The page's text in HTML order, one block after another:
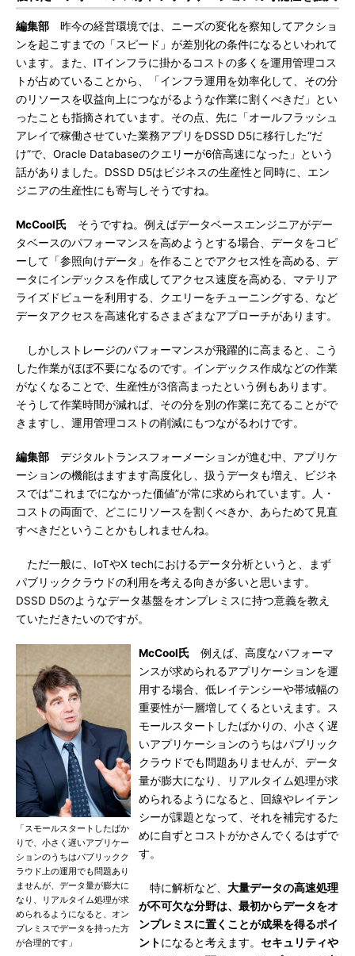
編集部 昨今の経営環境では、ニーズの変化を察知してアクショ
ンを起こすまでの「スピード」が差別化の条件になるといわれて
います。また、ITインフラに掛かるコストの多くを運用管理コス
トが占めていることから、「インフラ運用を効率化して、その分
のリソースを収益向上につながるような作業に割くべきだ」とい
ったことも指摘されています。その点、先に「オールフラッシュ
アレイで稼働させていた業務アプリをDSSD D5に移行した“だ
け”で、Oracle Databaseのクエリーが6倍高速になった」という
話がありました。DSSD D5はビジネスの生産性と同時に、エン
ジニアの生産性にも寄与しそうですね。
McCool氏 そうですね。例えばデータベースエンジニアがデー
タベースのパフォーマンスを高めようとする場合、データをコピ
ーして「参照向けデータ」を作ることでアクセス性を高める、デ
ータにインデックスを作成してアクセス速度を高める、マテリア
ライズドビューを利用する、クエリーをチューニングする、など
データアクセスを高速化するさまざまなアプローチがあります。
しかしストレージのパフォーマンスが飛躍的に高まると、こう
した作業がほぼ不要になるのです。インデックス作成などの作業
がなくなることで、生産性が3倍高まったという例もあります。
そうして作業時間が減れば、その分を別の作業に充てることがで
きますし、運用管理コストの削減にもつながるわけです。
編集部 デジタルトランスフォーメーションが進む中、アプリケ
ーションの機能はますます高度化し、扱うデータも増え、ビジネ
スでは“これまでになかった価値”が常に求められています。人・
コストの両面で、どこにリソースを割くべきか、あらためて見直
すべきだということかもしれませんね。
ただ一般に、IoTやX techにおけるデータ分析というと、まず
パブリッククラウドの利用を考える向きが多いと思います。
DSSD D5のようなデータ基盤をオンプレミスに持つ意義を教え
ていただきたいのですが。
「スモールスタートしたばか
りで、小さく遅いアプリケー
ションのうちはパブリックク
ラウド上の運用でも問題あり
ませんが、データ量が膨大に
なり、リアルタイム処理が求
められるようになると、オン
プレミスでデータを持った方
が合理的です」
McCool氏 例えば、高度なパフォーマ
ンスが求められるアプリケーションを運
用する場合、低レイテンシーや帯域幅の
重要性が一層増してくるといえます。ス
モールスタートしたばかりの、小さく遅
いアプリケーションのうちはパブリック
クラウドでも問題ありませんが、データ
量が膨大になり、リアルタイム処理が求
められるようになると、回線やレイテン
シーが課題となって、それを補完するた
めに自ずとコストがかさんでくるはずで
す。
特に解析など、 大量データの高速処理
が不可欠な分野は、最初からデータをオ
ンプレミスに置くことが成果を得るポイ
ントになると考えます。 セキュリティや